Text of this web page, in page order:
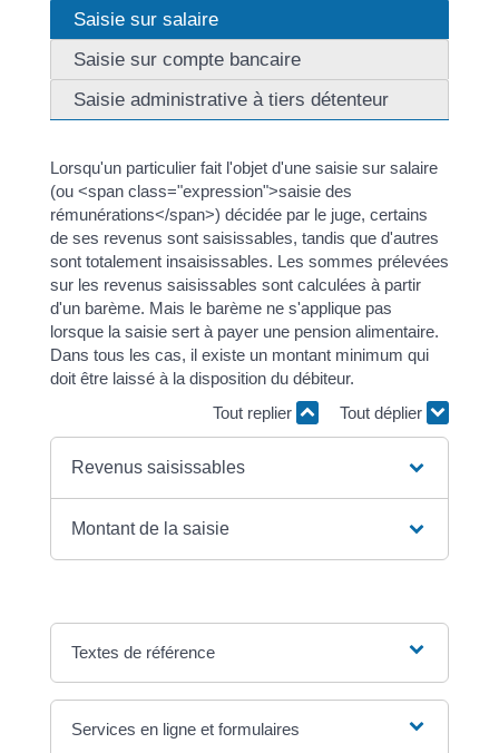
Saisie sur salaire
Saisie sur compte bancaire
Saisie administrative à tiers détenteur
Lorsqu'un particulier fait l'objet d'une saisie sur salaire
(ou <span class="expression">saisie des
rémunérations</span>) décidée par le juge, certains
de ses revenus sont saisissables, tandis que d'autres
sont totalement insaisissables. Les sommes prélevées
sur les revenus saisissables sont calculées à partir
d'un barème. Mais le barème ne s'applique pas
lorsque la saisie sert à payer une pension alimentaire.
Dans tous les cas, il existe un montant minimum qui
doit être laissé à la disposition du débiteur.
Tout replier
Tout déplier
Revenus saisissables
Montant de la saisie
Textes de référence
Services en ligne et formulaires